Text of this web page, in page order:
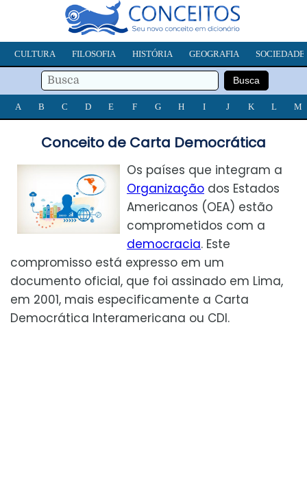
CULTURA FILOSOFIA HISTÓRIA GEOGRAFIA SOCIEDADE
A B C D E F G H I J K L M
Conceito de Carta Democrática
Os países que integram a
Organização dos Estados
Americanos (OEA) estão
comprometidos com a
democracia. Este
compromisso está expresso em um
documento oficial, que foi assinado em Lima,
em 2001, mais especificamente a Carta
Democrática Interamericana ou CDI.